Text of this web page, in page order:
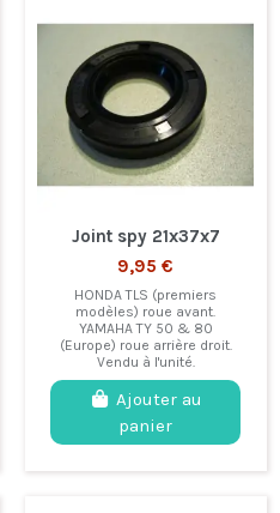
Joint spy 21x37x7
9,95 €
HONDA TLS (premiers
modèles) roue avant.
YAMAHA TY 50 & 80
(Europe) roue arrière droit.
Vendu à l'unité.
Ajouter au
panier